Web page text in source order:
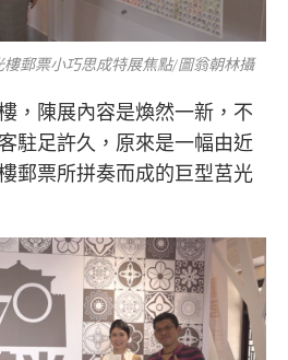
郵票小巧思成特展焦點/圖翁朝林攝
，陳展內容是煥然一新，不
駐足許久，原來是一幅由近
郵票所拼奏而成的巨型莒光